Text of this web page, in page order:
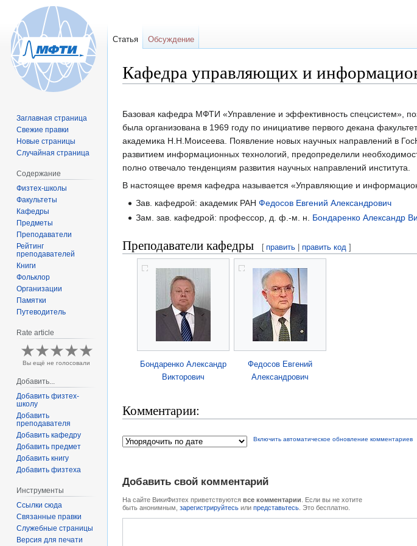
Кафедра управляющих и
к
навигации
к
поиску
Базовая кафедра МФТИ «Управление и эффективность спецсистем»,
была организована в 1969 году по инициативе первого декана
академика Н.Н.Моисеева. Появление новых научных направлений в
развитием информационных технологий, предопределили
полно отвечало тенденциям развития научных направлений института.
В настоящее время кафедра называется «Управляющие и
Зав. кафедрой: академик РАНФедосов Евгений Александрович
Зам. зав. кафедрой: профессор, д. ф.-м. н. Бондаренко Александр
Преподаватели кафедры [ править |править код ]
Бондаренко Александр
Викторович
Федосов Евгений
Александрович
Комментарии:
Включить автоматическое обновление комментариев
Добавить свой комментарий
На сайте ВикиФизтех приветствуются все комментарии . Если вы не хотите
быть анонимным, зарегистрируйтесь или представьтесь . Это бесплатно.
Статья Обсуждение
Заглавная страница
Свежие правки
Новые страницы
Случайная страница
Содержание
Физтех-школы
Факультеты
Кафедры
Предметы
Преподаватели
Рейтинг
преподавателей
Книги
Фольклор
Организации
Памятки
Путеводитель
Rate article
Вы ещё не голосовали
Добавить...
Добавить физтех-
школу
Добавить
преподавателя
Добавить кафедру
Добавить предмет
Добавить книгу
Добавить физтеха
Инструменты
Ссылки сюда
Связанные правки
Служебные страницы
Версия для печати